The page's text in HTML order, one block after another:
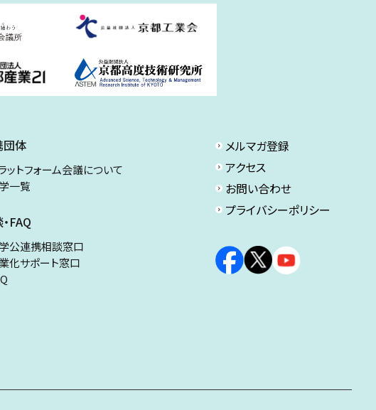
団体
ットフォーム会議について
一覧
FAQ
公連携相談窓口
化サポート窓口
メルマガ登録
アクセス
お問い合わせ
プライバシーポリシー